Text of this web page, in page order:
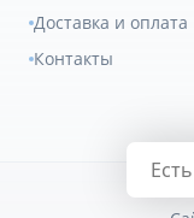
Доставка и оплата
Контакты